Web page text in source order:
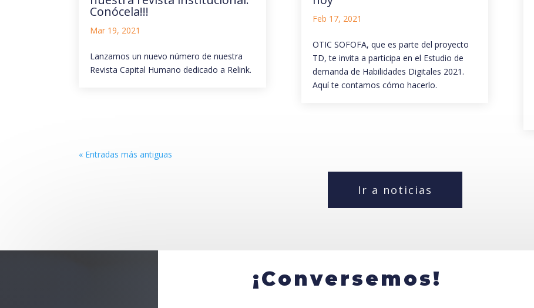
Conócela!!!
Mar 19, 2021
Lanzamos un nuevo número de nuestra
Revista Capital Humano dedicado a Relink.
Feb 17, 2021
OTIC SOFOFA, que es parte del proyecto
TD, te invita a participa en el Estudio de
demanda de Habilidades Digitales 2021.
Aquí te contamos cómo hacerlo.
« Entradas más antiguas
Ir a noticias
¡Conversemos!